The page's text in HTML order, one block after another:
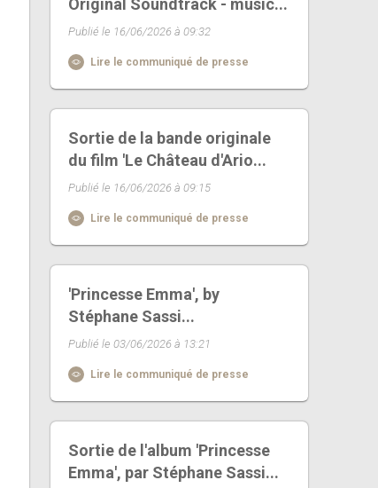
Original Soundtrack - music...
Publié le 16/06/2026 à 09:32
Lire le communiqué de presse
Sortie de la bande originale
du film 'Le Château d'Ario...
Publié le 16/06/2026 à 09:15
Lire le communiqué de presse
'Princesse Emma', by
Stéphane Sassi...
Publié le 03/06/2026 à 13:21
Lire le communiqué de presse
Sortie de l'album 'Princesse
Emma', par Stéphane Sassi...